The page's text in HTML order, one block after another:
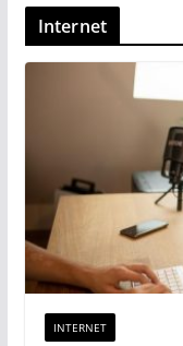
Internet
INTERNET